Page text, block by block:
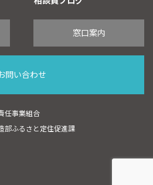
窓口案内
問い合わせ
任事業組合
部ふるさと定住促進課